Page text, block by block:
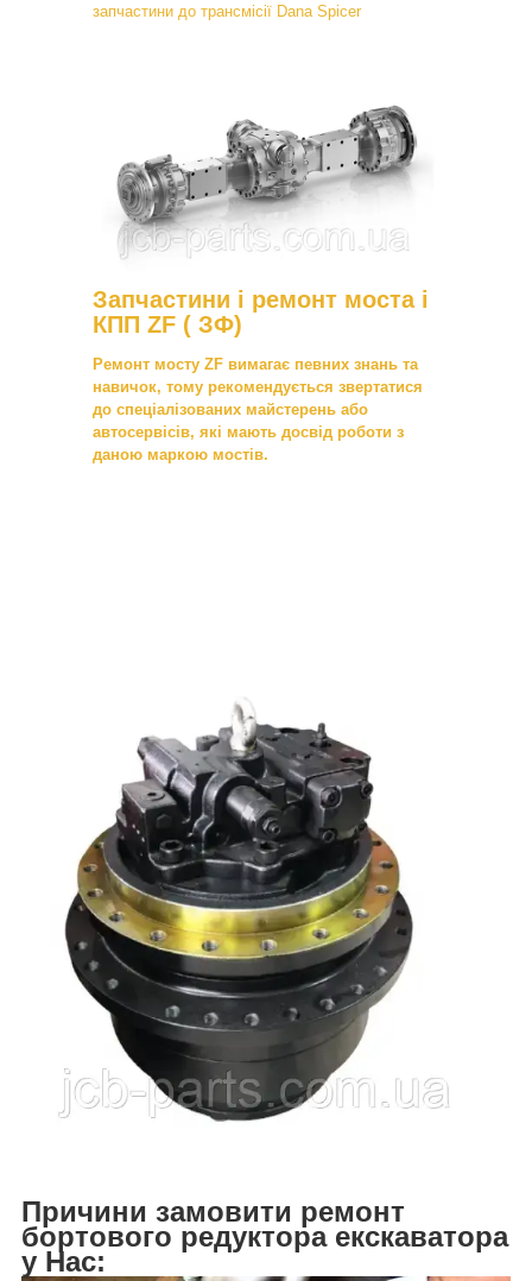
запчастини до трансмісії Dana Spicer
Запчастини і ремонт моста і
КПП ZF ( ЗФ)
Ремонт мосту ZF вимагає певних знань та
навичок, тому рекомендується звертатися
до спеціалізованих майстерень або
автосервісів, які мають досвід роботи з
даною маркою мостів.
Причини замовити ремонт
бортового редуктора екскаватора
у Нас: